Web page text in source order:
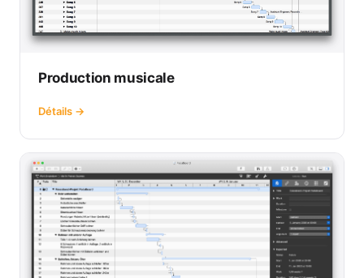
Production musicale
Détails →